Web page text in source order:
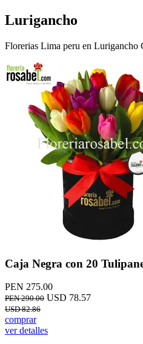
Lurigancho
Florerias Lima peru en Lurigancho
Caja Negra con 20
PEN 275.00
PEN 290.00 USD 78.57
USD 82.86
comprar
ver detalles